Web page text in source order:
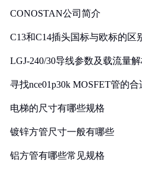
CONOSTAN公司简介
C13和C14插头国标与欧标的区
LGJ-240/30导线参数及载流量
寻找nce01p30k MOSFET管的
电梯的尺寸有哪些规格
镀锌方管尺寸一般有哪些
铝方管有哪些常见规格